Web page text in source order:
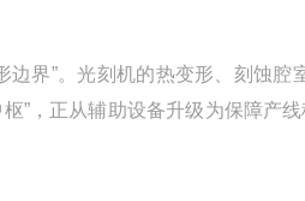
界”。光刻机的热变形、刻蚀腔
，正从辅助设备升级为保障产线